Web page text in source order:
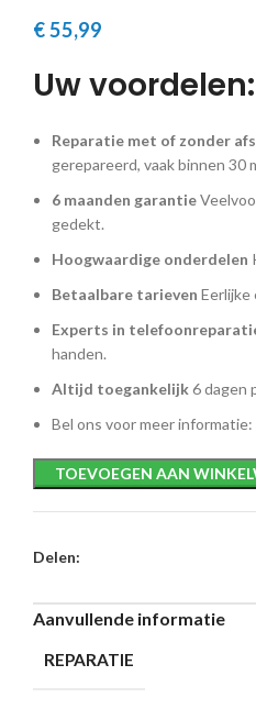
€55,99
Uw voordelen:
Reparatie met of zonder
gerepareerd, vaak binnen 30
6 maanden garantie
gedekt.
Hoogwaardige onderdelen
Betaalbare tarieven Eerlijke
Experts in
handen.
Altijd toegankelijk6 dagen
Bel ons voor meer informatie:
TOEVOEGEN AAN
Delen:
Aanvullende informatie
REPARATIE